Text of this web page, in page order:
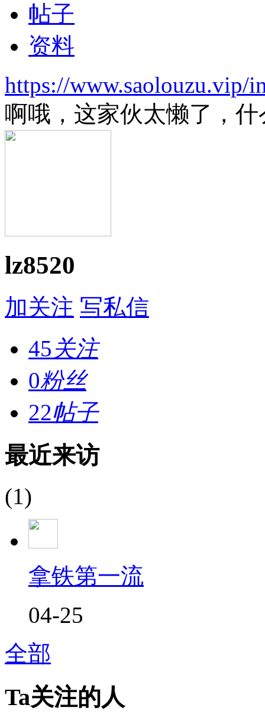
帖子
资料
https://www.saolouzu.vip/
啊哦，这家伙太懒了，
lz8520
加关注 写私信
45关注
0粉丝
22帖子
最近来访
(1)
拿铁第一流
04-25
全部
Ta关注的人